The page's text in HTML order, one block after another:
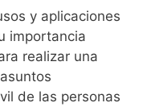
y aplicaciones
importancia
realizar una
de las personas